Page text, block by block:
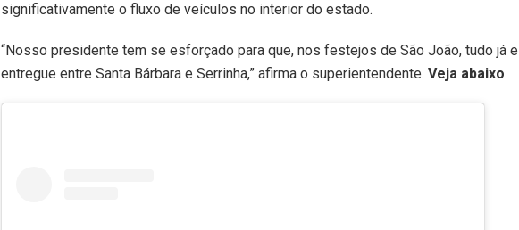
significativamente o fluxo de veículos no interior do estado.
“Nosso presidente tem se esforçado para que, nos festejos de São João, tudo já
entregue entre Santa Bárbara e Serrinha,” afirma o superientendente. Veja abaixo